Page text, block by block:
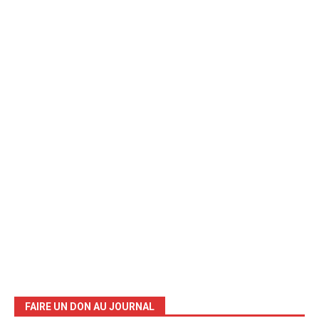
FAIRE UN DON AU JOURNAL